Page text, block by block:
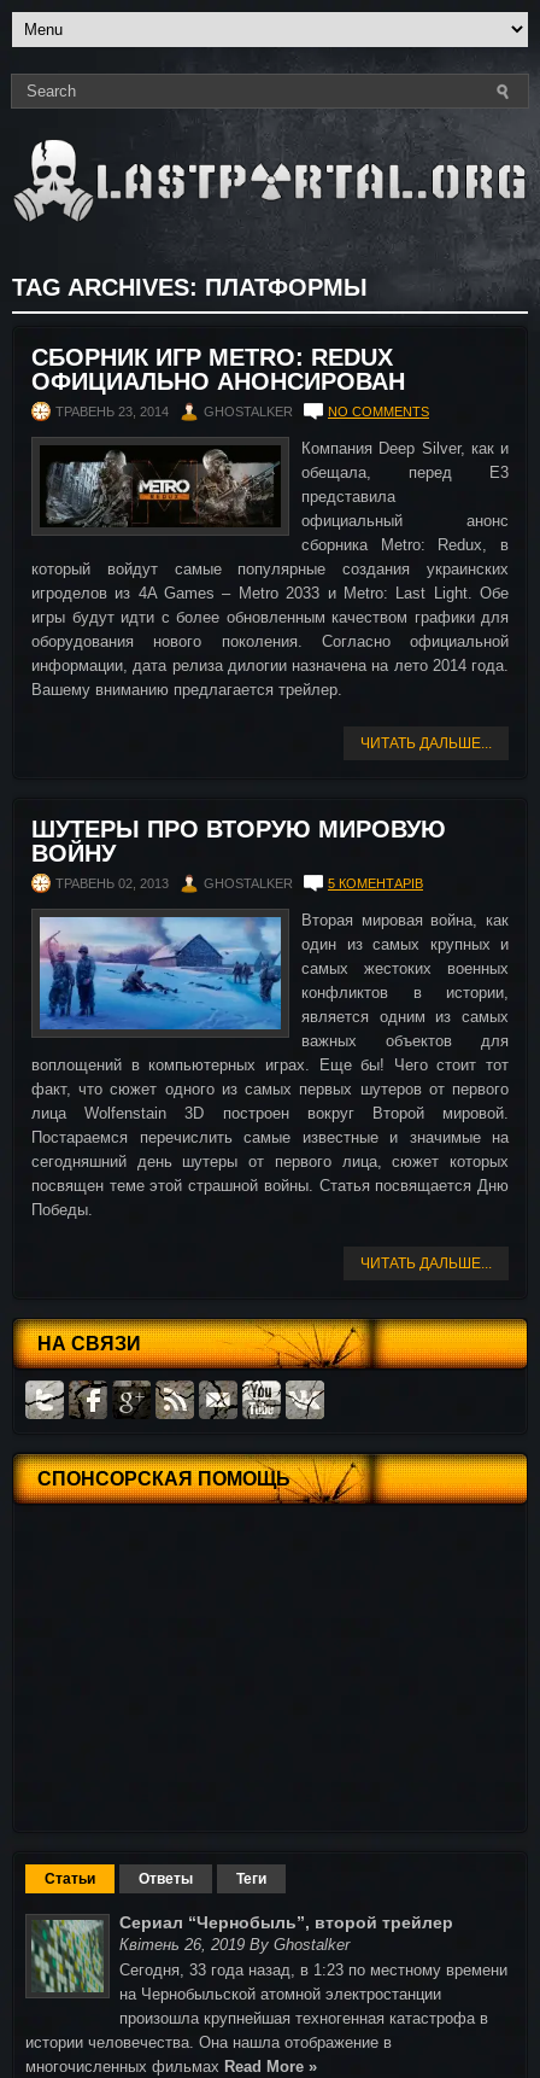
TAG ARCHIVES: ПЛАТФОРМЫ
СБОРНИК ИГР METRO: REDUX
ОФИЦИАЛЬНО АНОНСИРОВАН
ТРАВЕНЬ 23, 2014 GHOSTALKER NO COMMENTS
Компания Deep Silver, как и
обещала, перед E3
представила
официальный анонс
сборника Metro: Redux, в
который войдут самые популярные создания украинских
игроделов из 4A Games – Metro 2033 и Metro: Last Light. Обе
игры будут идти с более обновленным качеством графики для
оборудования нового поколения. Согласно официальной
информации, дата релиза дилогии назначена на лето 2014 года.
Вашему вниманию предлагается трейлер.
ЧИТАТЬ ДАЛЬШЕ...
ШУТЕРЫ ПРО ВТОРУЮ МИРОВУЮ
ВОЙНУ
ТРАВЕНЬ 02, 2013 GHOSTALKER 5 КОМЕНТАРІВ
Вторая мировая война, как
один из самых крупных и
самых жестоких военных
конфликтов в истории,
является одним из самых
важных объектов для
воплощений в компьютерных играх. Еще бы! Чего стоит тот
факт, что сюжет одного из самых первых шутеров от первого
лица Wolfenstain 3D построен вокруг Второй мировой.
Постараемся перечислить самые известные и значимые на
сегодняшний день шутеры от первого лица, сюжет которых
посвящен теме этой страшной войны. Статья посвящается Дню
Победы.
ЧИТАТЬ ДАЛЬШЕ...
НА СВЯЗИ
СПОНСОРСКАЯ ПОМОЩЬ
Статьи Ответы Теги
Сериал “Чернобыль”, второй трейлер
Квітень 26, 2019 By Ghostalker
Сегодня, 33 года назад, в 1:23 по местному времени
на Чернобыльской атомной электростанции
произошла крупнейшая техногенная катастрофа в
истории человечества. Она нашла отображение в
многочисленных фильмах Read More »